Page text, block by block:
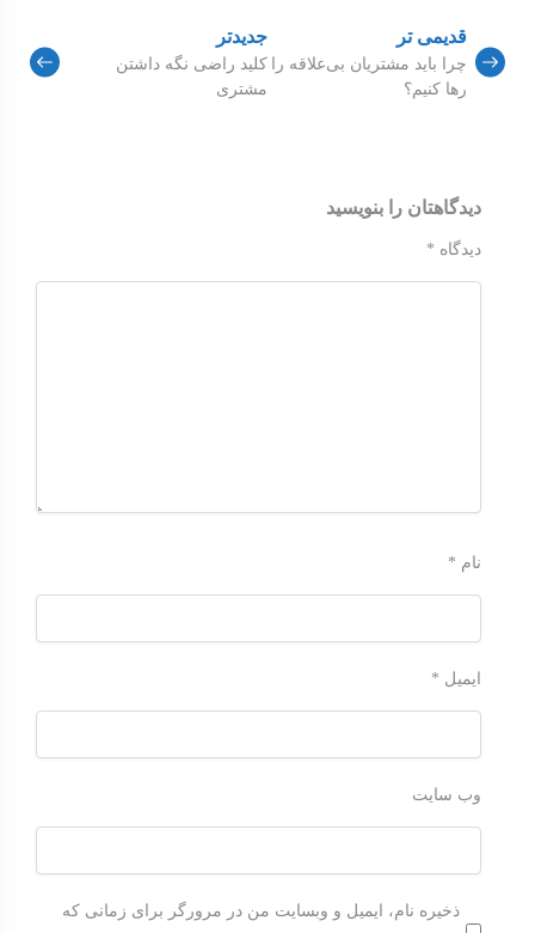
قدیمی تر
چرا باید مشتریان بی‌علاقه را
رها کنیم؟
جدیدتر
کلید راضی نگه داشتن
مشتری
دیدگاهتان را بنویسید
دیدگاه *
نام *
ایمیل *
وب‌ سایت
ذخیره نام، ایمیل و وبسایت من در مرورگر برای زمانی که